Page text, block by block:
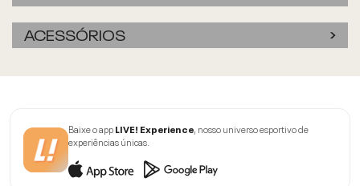
ACESSÓRIOS
Baixe o appLIVE! Experience, nosso universo esportivo de
experiências únicas.